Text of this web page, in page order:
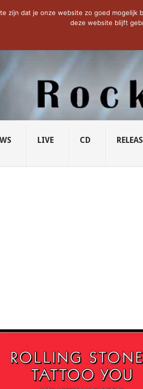
THE VICIOUS HEAD SOCIETY... PRIDE
LIVE CD
zijn dat je onze website zo goed
deze website blijft